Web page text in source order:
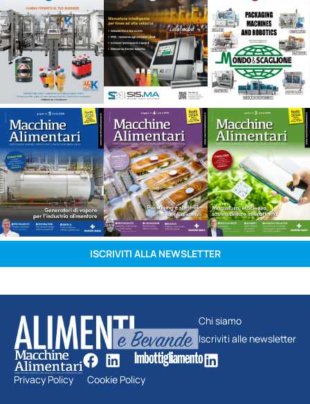
ISCRIVITI ALLA NEWSLETTER
Chi siamo
Iscriviti alle newsletter
Privacy Policy Cookie Policy